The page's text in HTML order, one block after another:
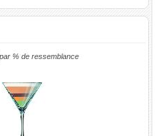
% de ressemblance